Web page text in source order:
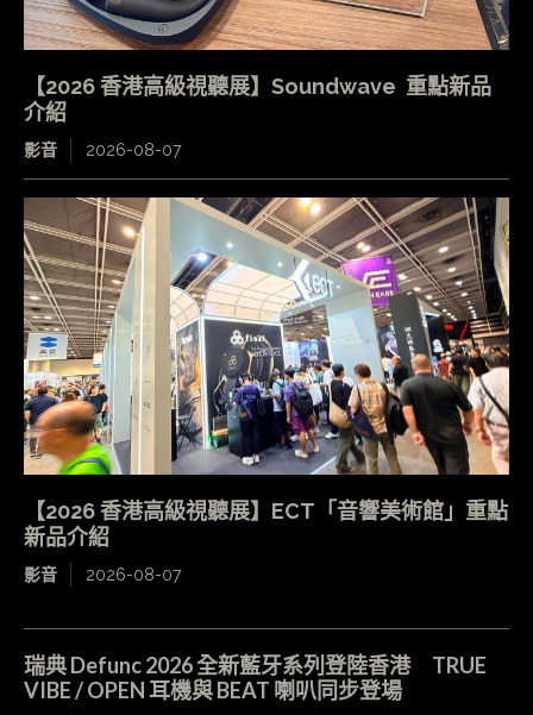
【2026 香港高級視聽展】Soundwave 重點新品
介紹
影音 2026-08-07
【2026 香港高級視聽展】ECT「音響美術館」重點
新品介紹
影音 2026-08-07
瑞典 Defunc 2026 全新藍牙系列登陸香港 TRUE
VIBE / OPEN 耳機與 BEAT 喇叭同步登場